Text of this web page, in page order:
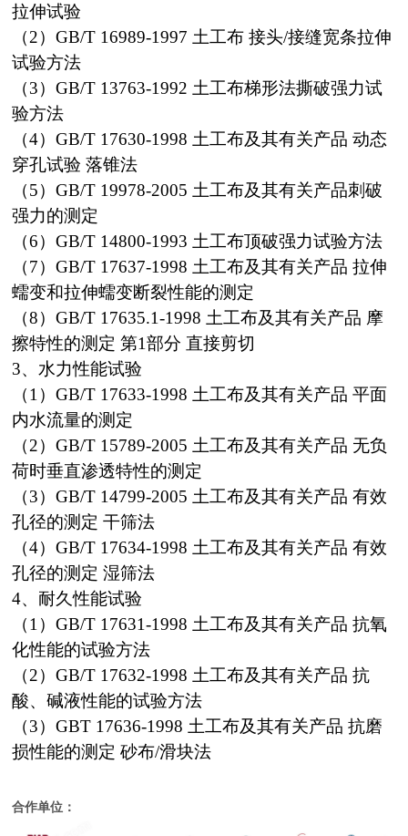
拉伸试验
（2）GB/T 16989-1997 土工布 接头/接缝宽条拉伸
试验方法
（3）GB/T 13763-1992 土工布梯形法撕破强力试
验方法
（4）GB/T 17630-1998 土工布及其有关产品 动态
穿孔试验 落锥法
（5）GB/T 19978-2005 土工布及其有关产品刺破
强力的测定
（6）GB/T 14800-1993 土工布顶破强力试验方法
（7）GB/T 17637-1998 土工布及其有关产品 拉伸
蠕变和拉伸蠕变断裂性能的测定
（8）GB/T 17635.1-1998 土工布及其有关产品 摩
擦特性的测定 第1部分 直接剪切
3、水力性能试验
（1）GB/T 17633-1998 土工布及其有关产品 平面
内水流量的测定
（2）GB/T 15789-2005 土工布及其有关产品 无负
荷时垂直渗透特性的测定
（3）GB/T 14799-2005 土工布及其有关产品 有效
孔径的测定 干筛法
（4）GB/T 17634-1998 土工布及其有关产品 有效
孔径的测定 湿筛法
4、耐久性能试验
（1）GB/T 17631-1998 土工布及其有关产品 抗氧
化性能的试验方法
（2）GB/T 17632-1998 土工布及其有关产品 抗
酸、碱液性能的试验方法
（3）GBT 17636-1998 土工布及其有关产品 抗磨
损性能的测定 砂布/滑块法
合作单位：